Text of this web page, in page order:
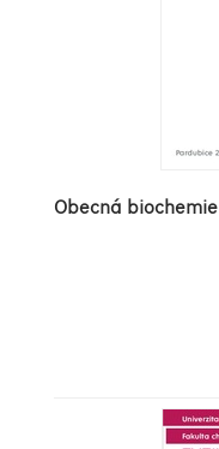
Obecná biochemie